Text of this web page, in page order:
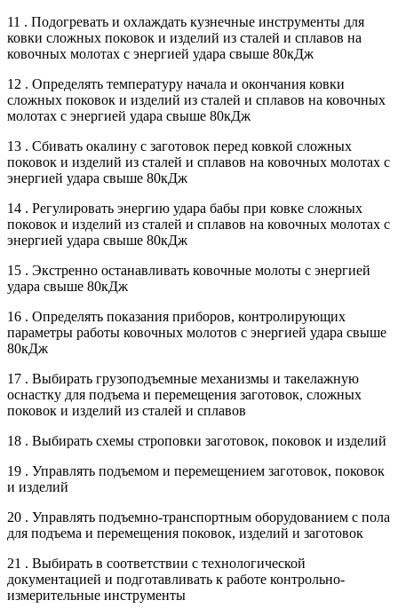
11 . Подогревать и охлаждать кузнечные инструменты для
ковки сложных поковок и изделий из сталей и сплавов на
ковочных молотах с энергией удара свыше 80кДж
12 . Определять температуру начала и окончания ковки
сложных поковок и изделий из сталей и сплавов на ковочных
молотах с энергией удара свыше 80кДж
13 . Сбивать окалину с заготовок перед ковкой сложных
поковок и изделий из сталей и сплавов на ковочных молотах с
энергией удара свыше 80кДж
14 . Регулировать энергию удара бабы при ковке сложных
поковок и изделий из сталей и сплавов на ковочных молотах с
энергией удара свыше 80кДж
15 . Экстренно останавливать ковочные молоты с энергией
удара свыше 80кДж
16 . Определять показания приборов, контролирующих
параметры работы ковочных молотов с энергией удара свыше
80кДж
17 . Выбирать грузоподъемные механизмы и такелажную
оснастку для подъема и перемещения заготовок, сложных
поковок и изделий из сталей и сплавов
18 . Выбирать схемы строповки заготовок, поковок и изделий
19 . Управлять подъемом и перемещением заготовок, поковок
и изделий
20 . Управлять подъемно-транспортным оборудованием с пола
для подъема и перемещения поковок, изделий и заготовок
21 . Выбирать в соответствии с технологической
документацией и подготавливать к работе контрольно-
измерительные инструменты